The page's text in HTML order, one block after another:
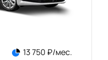
13 750 ₽/мес.